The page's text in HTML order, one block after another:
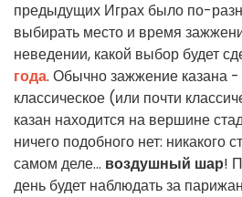
предыдущих Играх было по-
выбирать место и время
неведении, какой выбор будет
года. Обычно зажжение казана -
классическое (или почти
казан находится на вершине
ничего подобного нет: никакого
самом деле... воздушный шар!
день будет наблюдать за